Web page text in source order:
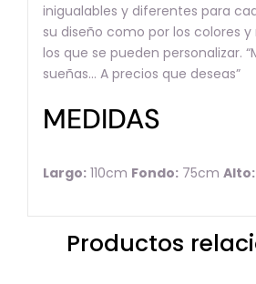
inigualables y diferentes para
su diseño como por los colores
los que se pueden personalizar.
sueñas… A precios que deseas”
MEDIDAS
Largo:110cm Fondo:75cm Alto:
Productos